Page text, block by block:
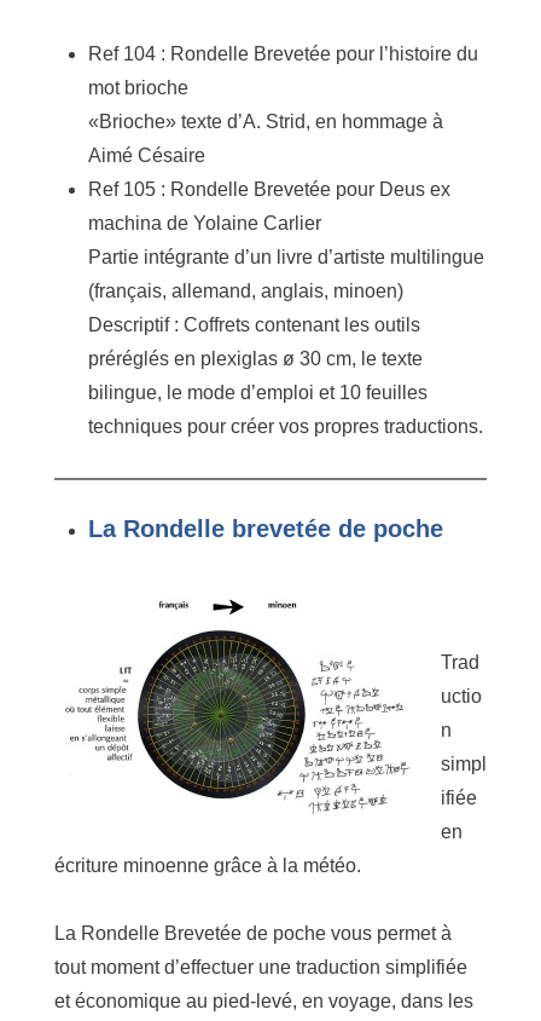
Ref 104 : Rondelle Brevetée pour l’histoire du
mot brioche
«Brioche» texte d’A. Strid, en hommage à
Aimé Césaire
Ref 105 : Rondelle Brevetée pour Deus ex
machina de Yolaine Carlier
Partie intégrante d’un livre d’artiste multilingue
(français, allemand, anglais, minoen)
Descriptif : Coffrets contenant les outils
préréglés en plexiglas ø 30 cm, le texte
bilingue, le mode d’emploi et 10 feuilles
techniques pour créer vos propres traductions.
La Rondelle brevetée de poche
Trad
uctio
n
simpl
ifiée
en
écriture minoenne grâce à la météo.
La Rondelle Brevetée de poche vous permet à
tout moment d’effectuer une traduction simplifiée
et économique au pied-levé, en voyage, dans les